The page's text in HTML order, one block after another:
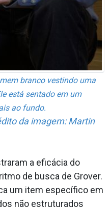
branco vestindo uma
está sentado em um
ao fundo.
da imagem: Martin
a eficácia do
de busca de Grover.
um item específico em
não estruturados